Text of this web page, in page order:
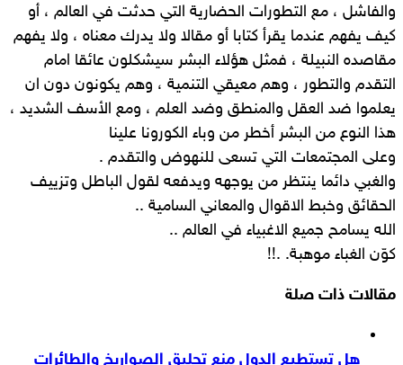
والفاشل ، مع التطورات الحضارية التي حدثت في العالم ، أو
كيف يفهم عندما يقرأ كتابا أو مقالا ولا يدرك معناه ، ولا يفهم
مقاصده النبيلة ، فمثل هؤلاء البشر سيشكلون عائقا امام
التقدم والتطور ، وهم معيقي التنمية ، وهم يكونون دون ان
يعلموا ضد العقل والمنطق وضد العلم ، ومع الأسف الشديد ،
هذا النوع من البشر أخطر من وباء الكورونا علينا
وعلى المجتمعات التي تسعى للنهوض والتقدم .
والغبي دائما ينتظر من يوجهه ويدفعه لقول الباطل وتزييف
الحقائق وخبط الاقوال والمعاني السامية ..
الله يسامح جميع الاغبياء في العالم ..
كوّن الغباء موهبة. .!!
مقالات ذات صلة
هل تستطيع الدول منع تحليق الصواريخ والطائرات